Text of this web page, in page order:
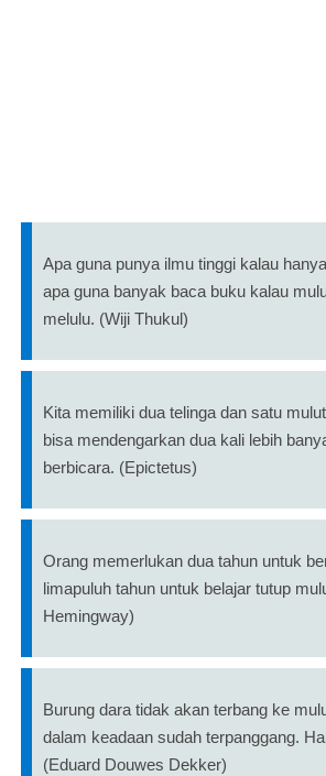
Apa guna punya ilmu tinggi kalau
apa guna banyak baca buku kalau
melulu. (Wiji Thukul)
Kita memiliki dua telinga dan satu
bisa mendengarkan dua kali lebih
berbicara. (Epictetus)
Orang memerlukan dua tahun untuk
limapuluh tahun untuk belajar tutup
Hemingway)
Burung dara tidak akan terbang ke
dalam keadaan sudah terpanggang.
(Eduard Douwes Dekker)